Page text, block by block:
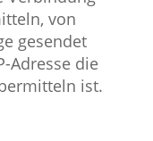
von
gesendet
Adresse die
ist.